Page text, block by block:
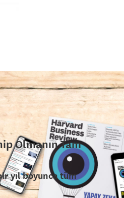
Olmanın Tam
yıl boyunca tüm